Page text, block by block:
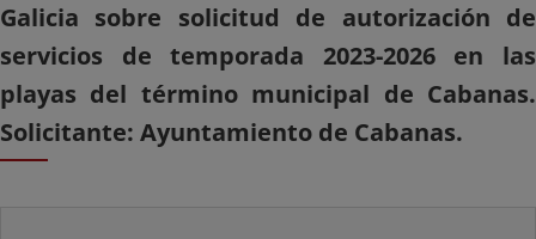
Galicia sobre solicitud de autorización de
servicios de temporada 2023-2026 en las
playas del término municipal de Cabanas.
Solicitante: Ayuntamiento de Cabanas.